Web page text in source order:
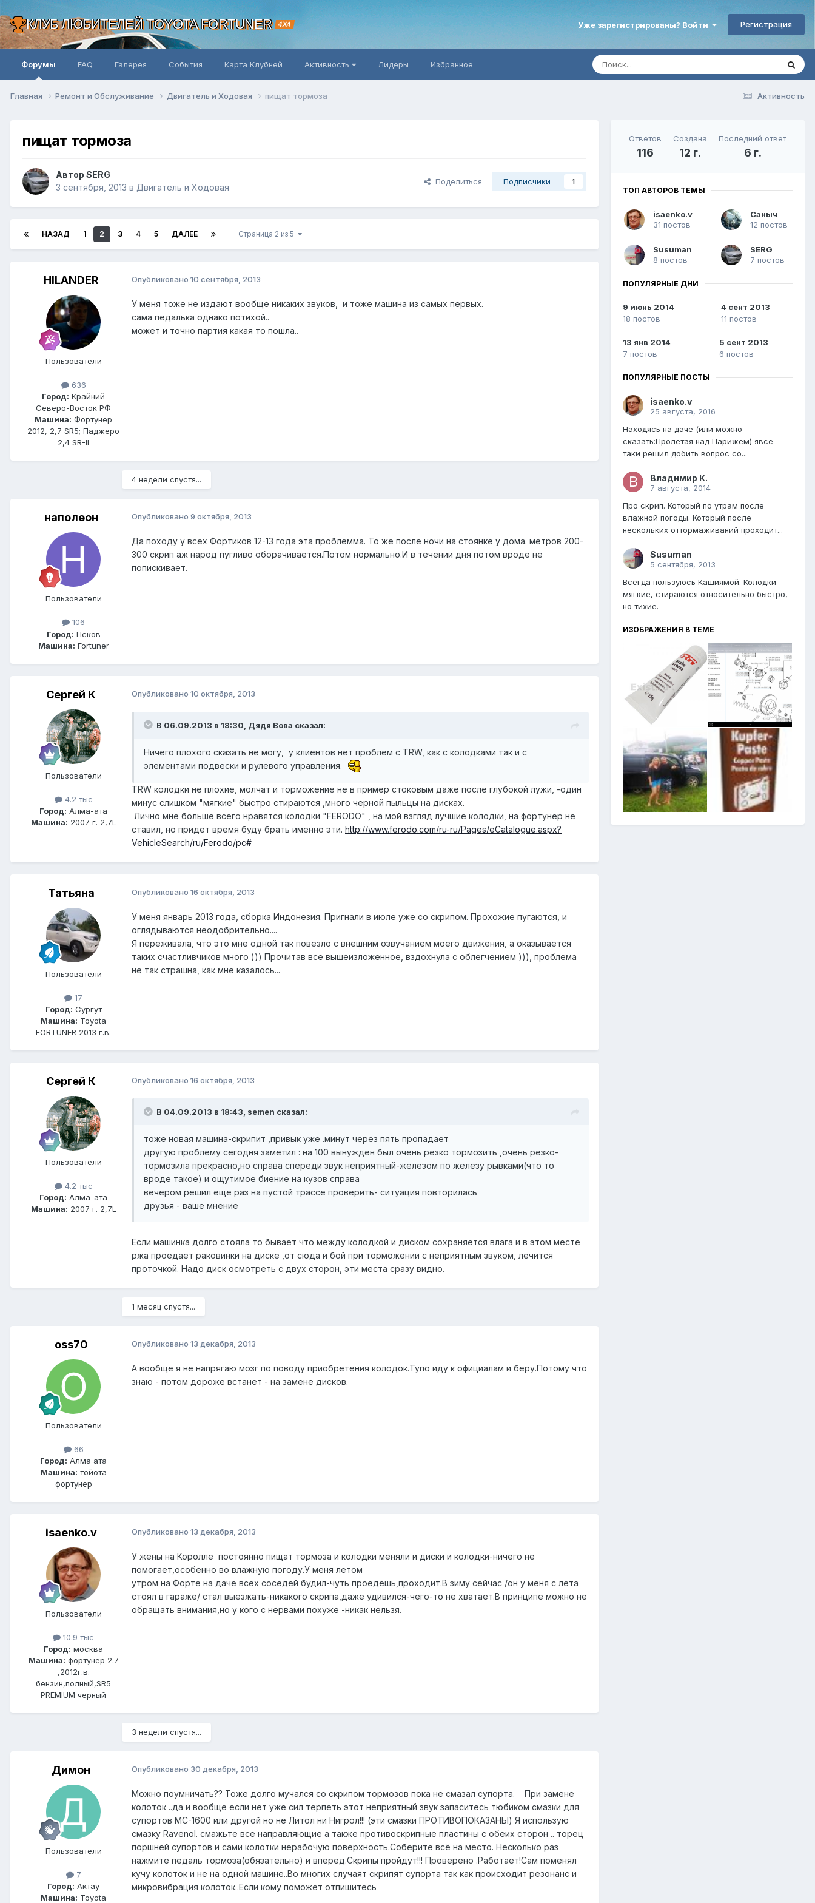
КЛУБ ЛЮБИТЕЛЕЙ TOYOTA FORTUNER 4X4 Уже зарегистрированы? Войти Регистрация
Форумы FAQ Галерея События Карта Клубней Активность Лидеры Избранное
Активность
Главная Ремонт и Обслуживание Двигатель и Ходовая пищат тормоза
пищат тормоза
Автор SERG
3 сентября, 2013 в Двигатель и Ходовая
Поделиться Подписчики 1
НАЗАД 1 2 3 4 5 ДАЛЕЕ Страница 2 из 5
HILANDER
Пользователи
636
Город: Крайний
Северо-Восток РФ
Машина: Фортунер
2012, 2,7 SR5; Паджеро
2,4 SR-II
Опубликовано 10 сентября, 2013
У меня тоже не издают вообще никаких звуков, и тоже машина из самых первых.
сама педалька однако потихой..
может и точно партия какая то пошла..
4 недели спустя...
наполеон
Пользователи
106
Город: Псков
Машина: Fortuner
Опубликовано 9 октября, 2013
Да походу у всех Фортиков 12-13 года эта проблемма. То же после ночи на стоянке у дома. метров 200-
300 скрип аж народ пугливо оборачивается.Потом нормально.И в течении дня потом вроде не
попискивает.
Сергей К
Пользователи
4.2 тыс
Город: Алма-ата
Машина: 2007 г. 2,7L
Опубликовано 10 октября, 2013
В 06.09.2013 в 18:30, Дядя Вова сказал:
Ничего плохого сказать не могу, у клиентов нет проблем с TRW, как с колодками так и с
элементами подвески и рулевого управления.
TRW колодки не плохие, молчат и торможение не в пример стоковым даже после глубокой лужи, -один
минус слишком "мягкие" быстро стираются ,много черной пыльцы на дисках.
Лично мне больше всего нравятся колодки "FERODO" , на мой взгляд лучшие колодки, на фортунер не
ставил, но придет время буду брать именно эти. http://www.ferodo.com/ru-ru/Pages/eCatalogue.aspx?
VehicleSearch/ru/Ferodo/pc#
Татьяна
Пользователи
17
Город: Сургут
Машина: Toyota
FORTUNER 2013 г.в.
Опубликовано 16 октября, 2013
У меня январь 2013 года, сборка Индонезия. Пригнали в июле уже со скрипом. Прохожие пугаются, и
оглядываются неодобрительно....
Я переживала, что это мне одной так повезло с внешним озвучанием моего движения, а оказывается
таких счастливчиков много ))) Прочитав все вышеизложенное, вздохнула с облегчением ))), проблема
не так страшна, как мне казалось...
Сергей К
Пользователи
4.2 тыс
Город: Алма-ата
Машина: 2007 г. 2,7L
Опубликовано 16 октября, 2013
В 04.09.2013 в 18:43, semen сказал:
тоже новая машина-скрипит ,привык уже .минут через пять пропадает
другую проблему сегодня заметил : на 100 вынужден был очень резко тормозить ,очень резко-
тормозила прекрасно,но справа спереди звук неприятный-железом по железу рывками(что то
вроде такое) и ощутимое биение на кузов справа
вечером решил еще раз на пустой трассе проверить- ситуация повторилась
друзья - ваше мнение
Если машинка долго стояла то бывает что между колодкой и диском сохраняется влага и в этом месте
ржа проедает раковинки на диске ,от сюда и бой при торможении с неприятным звуком, лечится
проточкой. Надо диск осмотреть с двух сторон, эти места сразу видно.
1 месяц спустя...
oss70
Пользователи
66
Город: Алма ата
Машина: тойота
фортунер
Опубликовано 13 декабря, 2013
А вообще я не напрягаю мозг по поводу приобретения колодок.Тупо иду к официалам и беру.Потому что
знаю - потом дороже встанет - на замене дисков.
isaenko.v
Пользователи
10.9 тыс
Город: москва
Машина: фортунер 2.7
,2012г.в.
бензин,полный,SR5
PREMIUM черный
Опубликовано 13 декабря, 2013
У жены на Королле постоянно пищат тормоза и колодки меняли и диски и колодки-ничего не
помогает,особенно во влажную погоду.У меня летом
утром на Форте на даче всех соседей будил-чуть проедешь,проходит.В зиму сейчас /он у меня с лета
стоял в гараже/ стал выезжать-никакого скрипа,даже удивился-чего-то не хватает.В принципе можно не
обращать внимания,но у кого с нервами похуже -никак нельзя.
3 недели спустя...
Димон
Пользователи
7
Город: Актау
Машина: Toyota
Опубликовано 30 декабря, 2013
Можно поумничать?? Тоже долго мучался со скрипом тормозов пока не смазал супорта. При замене
колоток ..да и вообще если нет уже сил терпеть этот неприятный звук запаситесь тюбиком смазки для
супортов МС-1600 или другой но не Литол ни Нигрол!!! (эти смазки ПРОТИВОПОКАЗАНЫ) Я использую
смазку Ravenol. смажьте все направляющие а также противоскрипные пластины с обеих сторон .. торец
поршней супортов и сами колотки нерабочую поверхность.Соберите всё на место. Несколько раз
нажмите педаль тормоза(обязательно) и вперёд.Скрипы пройдут!!! Проверено .Работает!Сам поменял
кучу колоток и не на одной машине..Во многих случаят скрипят супорта так как происходит резонанс и
микровибрация колоток..Если кому поможет отпишитесь
Ответов
116
Создана
12 г.
Последний ответ
6 г.
ТОП АВТОРОВ ТЕМЫ
isaenko.v
31 постов
Саныч
12 постов
Susuman
8 постов
SERG
7 постов
ПОПУЛЯРНЫЕ ДНИ
9 июнь 2014
18 постов
4 сент 2013
11 постов
13 янв 2014
7 постов
5 сент 2013
6 постов
ПОПУЛЯРНЫЕ ПОСТЫ
isaenko.v
25 августа, 2016
Находясь на даче (или можно
сказать:Пролетая над Парижем) явсе-
таки решил добить вопрос со...
Владимир К.
7 августа, 2014
Про скрип. Который по утрам после
влажной погоды. Который после
нескольких оттормаживаний проходит...
Susuman
5 сентября, 2013
Всегда пользуюсь Кашиямой. Колодки
мягкие, стираются относительно быстро,
но тихие.
ИЗОБРАЖЕНИЯ В ТЕМЕ